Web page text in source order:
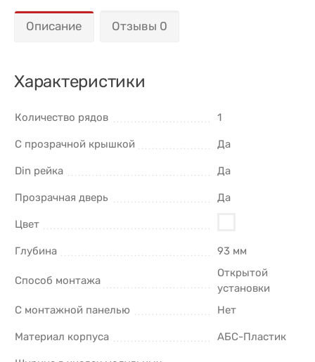
Описание Отзывы 0
Характеристики
Количество рядов 1
С прозрачной крышкой Да
Din рейка Да
Прозрачная дверь Да
Цвет
Глубина 93 мм
Способ монтажа
Открытой
установки
С монтажной панелью
Нет
Материал корпуса АБС-Пластик